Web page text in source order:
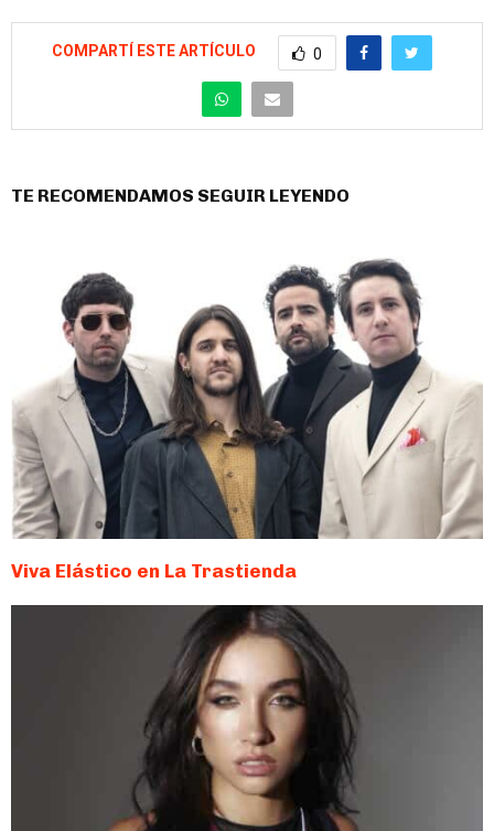
COMPARTÍ ESTE ARTÍCULO 0
TE RECOMENDAMOS SEGUIR LEYENDO
Viva Elástico en La Trastienda